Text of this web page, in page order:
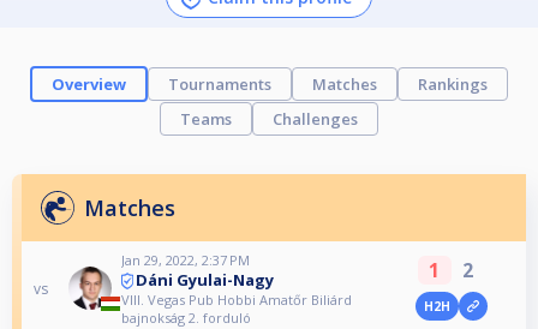
Overview Tournaments Matches
Rankings
Teams
Challenges
Matches
vs
Jan 29, 2022, 2:37 PM
Dáni Gyulai-Nagy
VIII. Vegas Pub Hobbi Amatőr Biliárd
bajnokság 2. forduló
1 2
H2H